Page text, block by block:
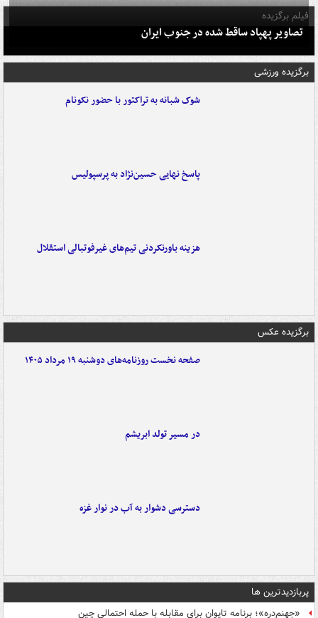
فیلم برگزیده
تصاویر پهپاد ساقط شده در جنوب ایران
برگزیده ورزشی
شوک شبانه به تراکتور با حضور نکونام
پاسخ نهایی حسین‌نژاد به پرسپولیس
هزینه باورنکردنی تیم‌های غیرفوتبالی استقلال
برگزیده عکس
صفحه نخست روزنامه‌های دوشنبه ۱۹ مرداد ۱۴۰۵
در مسیر تولد ابریشم
دسترسی دشوار به آب در نوار غزه
پربازدیدترین ها
«جهنم‌دره»؛ برنامه تایوان برای مقابله با حمله احتمالی چین